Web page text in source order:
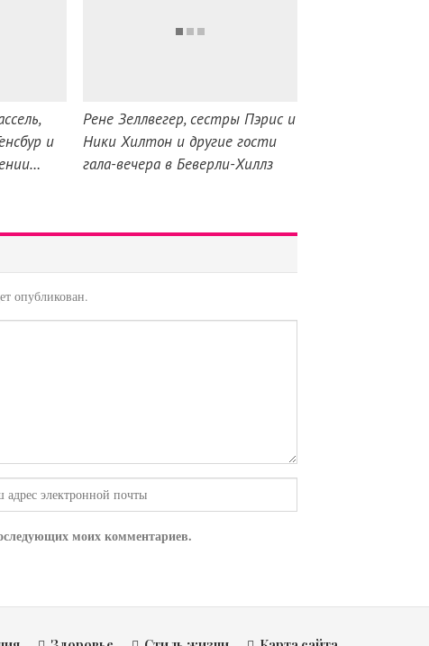
и
Рене Зеллвегер, сестры Пэрис и
Ники Хилтон и другие гости
гала-вечера в Беверли-Хиллз
опубликован.
моих комментариев.